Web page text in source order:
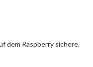
dem Raspberry sichere.